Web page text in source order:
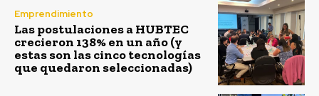
Emprendimiento
Las postulaciones a HUBTEC
crecieron 138% en un año (y
estas son las cinco tecnologías
que quedaron seleccionadas)